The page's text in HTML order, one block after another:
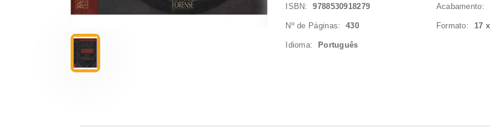
ISBN:9788530918279 Acabamento:
Nº de Páginas:430 Formato: 17
Idioma: Português